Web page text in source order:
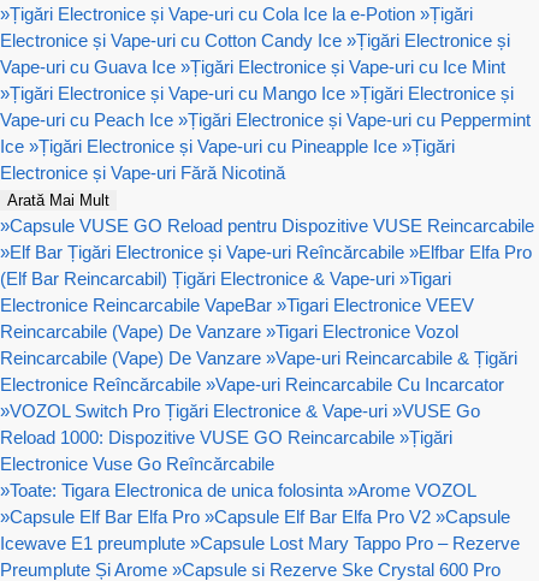
»Țigări Electronice și Vape-uri cu Cola Ice la e-Potion »Țigări
Electronice și Vape-uri cu Cotton Candy Ice »Țigări Electronice și
Vape-uri cu Guava Ice »Țigări Electronice și Vape-uri cu Ice Mint
»Țigări Electronice și Vape-uri cu Mango Ice »Țigări Electronice și
Vape-uri cu Peach Ice »Țigări Electronice și Vape-uri cu Peppermint
Ice »Țigări Electronice și Vape-uri cu Pineapple Ice »Țigări
Electronice și Vape-uri Fără Nicotină
Arată Mai Mult
»Capsule VUSE GO Reload pentru Dispozitive VUSE Reincarcabile
»Elf Bar Țigări Electronice și Vape-uri Reîncărcabile »Elfbar Elfa Pro
(Elf Bar Reincarcabil) Țigări Electronice & Vape-uri »Tigari
Electronice Reincarcabile VapeBar »Tigari Electronice VEEV
Reincarcabile (Vape) De Vanzare »Tigari Electronice Vozol
Reincarcabile (Vape) De Vanzare »Vape-uri Reincarcabile & Țigări
Electronice Reîncărcabile »Vape-uri Reincarcabile Cu Incarcator
»VOZOL Switch Pro Țigări Electronice & Vape-uri »VUSE Go
Reload 1000: Dispozitive VUSE GO Reincarcabile »Țigări
Electronice Vuse Go Reîncărcabile
»Toate: Tigara Electronica de unica folosinta »Arome VOZOL
»Capsule Elf Bar Elfa Pro »Capsule Elf Bar Elfa Pro V2 »Capsule
Icewave E1 preumplute »Capsule Lost Mary Tappo Pro – Rezerve
Preumplute Și Arome »Capsule si Rezerve Ske Crystal 600 Pro